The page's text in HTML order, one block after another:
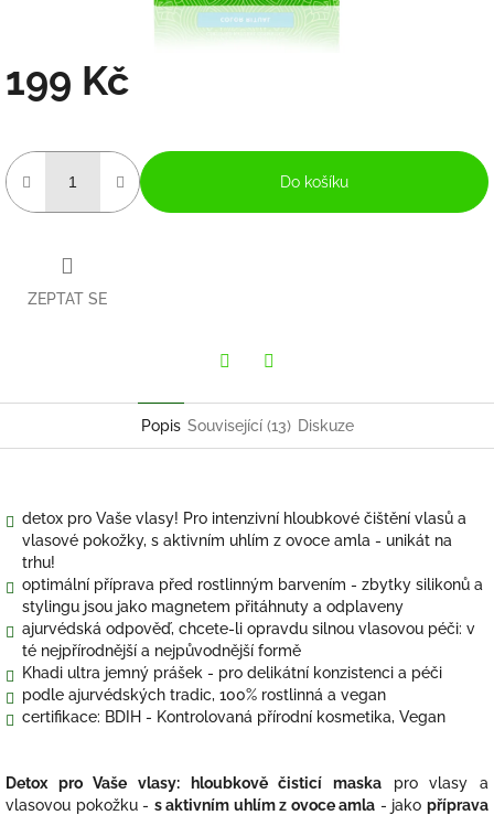
199 Kč
Do košíku
ZEPTAT SE
Popis Související (13) Diskuze
detox pro Vaše vlasy! Pro intenzivní hloubkové čištění vlasů a
vlasové pokožky, s aktivním uhlím z ovoce amla - unikát na
trhu!
optimální příprava před rostlinným barvením - zbytky silikonů a
stylingu jsou jako magnetem přitáhnuty a odplaveny
ajurvédská odpověď, chcete-li opravdu silnou vlasovou péči: v
té nejpřírodnější a nejpůvodnější formě
Khadi ultra jemný prášek - pro delikátní konzistenci a péči
podle ajurvédských tradic, 100% rostlinná a vegan
certifikace: BDIH - Kontrolovaná přírodní kosmetika, Vegan
Detox pro Vaše vlasy: hloubkově čisticí maska pro vlasy a
vlasovou pokožku - s aktivním uhlím z ovoce amla - jakopříprava